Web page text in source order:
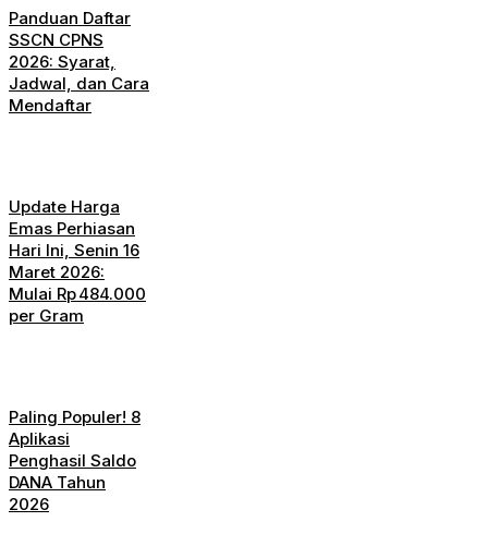
Panduan Daftar
SSCN CPNS
2026: Syarat,
Jadwal, dan Cara
Mendaftar
Update Harga
Emas Perhiasan
Hari Ini, Senin 16
Maret 2026:
Mulai Rp 484.000
per Gram
Paling Populer! 8
Aplikasi
Penghasil Saldo
DANA Tahun
2026